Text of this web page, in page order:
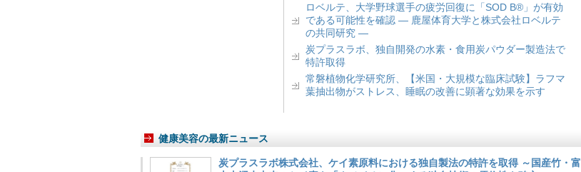
ロベルテ、大学野球選手の疲労回復に「SOD B®」が有効
である可能性を確認 ― 鹿屋体育大学と株式会社ロベルテ
の共同研究 ―
炭プラスラボ、独自開発の水素・食用炭パウダー製造法で
特許取得
常磐植物化学研究所、【米国・大規模な臨床試験】ラフマ
葉抽出物がストレス、睡眠の改善に顕著な効果を示す
健康美容の最新ニュース
炭プラスラボ株式会社、ケイ素原料における独自製法の特許を取得 ～国産竹・富